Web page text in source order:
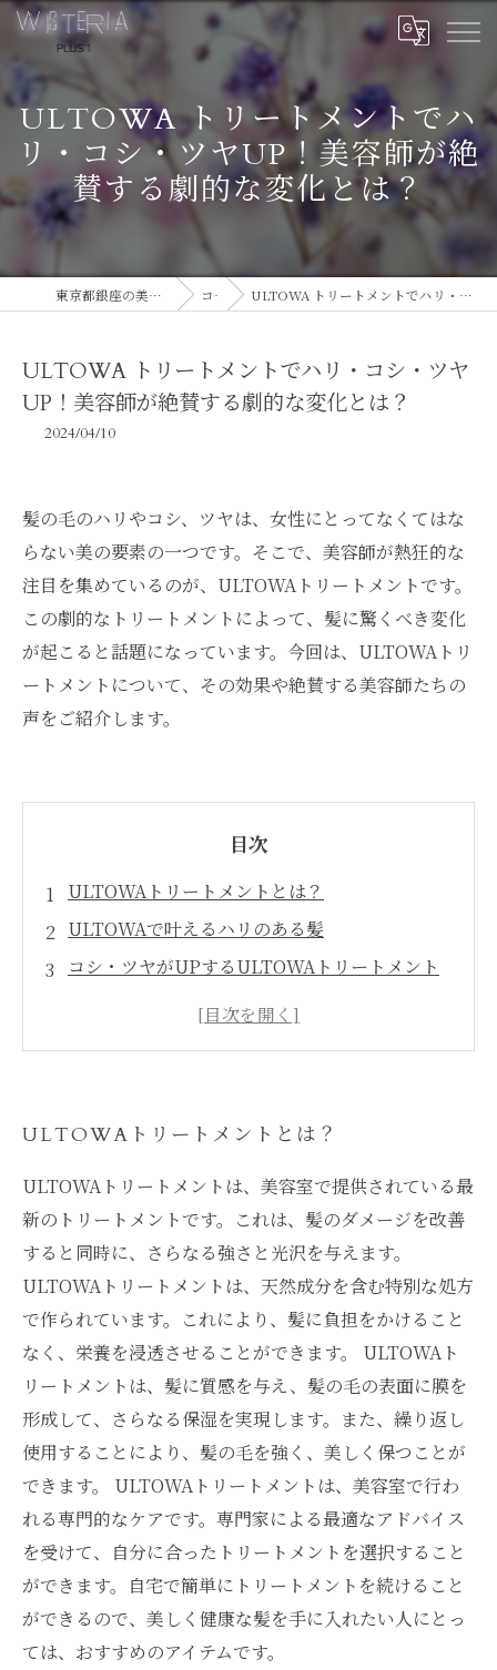
ULTOWA トリートメントでハ
リ・コシ・ツヤUP！美容師が絶
賛する劇的な変化とは？
東京都銀座の美容室ならWISTERIA PLUS 1 コラム ULTOWA トリートメントでハリ・コシ・ツヤUP！美容師が絶賛する劇的な変化とは？
ULTOWA トリートメントでハリ・コシ・ツヤ
UP！美容師が絶賛する劇的な変化とは？
2024/04/10
髪の毛のハリやコシ、ツヤは、女性にとってなくてはな
らない美の要素の一つです。そこで、美容師が熱狂的な
注目を集めているのが、ULTOWAトリートメントです。
この劇的なトリートメントによって、髪に驚くべき変化
が起こると話題になっています。今回は、ULTOWAトリ
ートメントについて、その効果や絶賛する美容師たちの
声をご紹介します。
目次
ULTOWAトリートメントとは？
ULTOWAで叶えるハリのある髪
コシ・ツヤがUPするULTOWAトリートメント
美容師が絶賛するULTOWAトリートメントの効
ULTOWAトリートメントとは？
ULTOWAトリートメントは、美容室で提供されている最
新のトリートメントです。これは、髪のダメージを改善
すると同時に、さらなる強さと光沢を与えます。
ULTOWAトリートメントは、天然成分を含む特別な処方
で作られています。これにより、髪に負担をかけること
なく、栄養を浸透させることができます。 ULTOWAト
リートメントは、髪に質感を与え、髪の毛の表面に膜を
形成して、さらなる保湿を実現します。また、繰り返し
使用することにより、髪の毛を強く、美しく保つことが
できます。 ULTOWAトリートメントは、美容室で行わ
れる専門的なケアです。専門家による最適なアドバイス
を受けて、自分に合ったトリートメントを選択すること
ができます。自宅で簡単にトリートメントを続けること
ができるので、美しく健康な髪を手に入れたい人にとっ
ては、おすすめのアイテムです。